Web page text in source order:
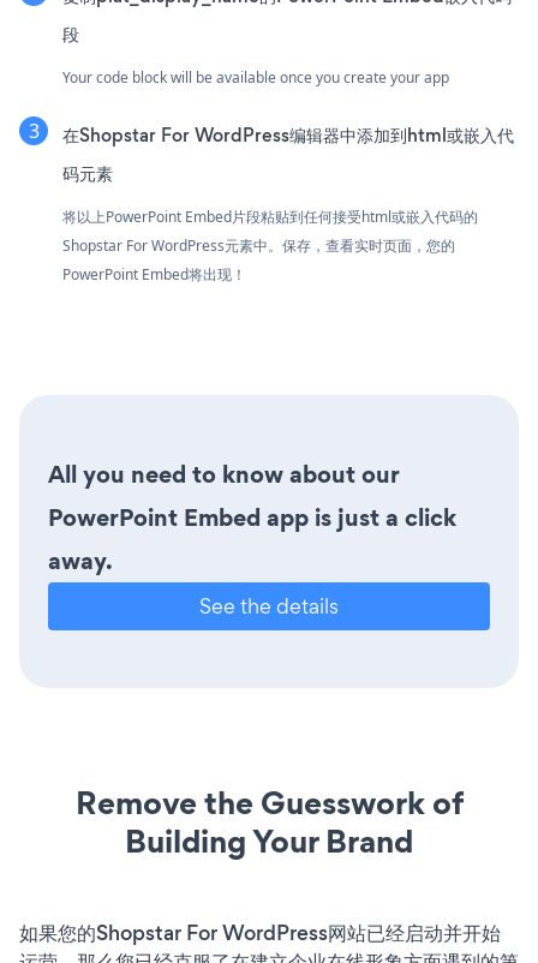
段
Your code block will be available once you create your app
在Shopstar For WordPress编辑器中添加到html或嵌入代
码元素
将以上PowerPoint Embed片段粘贴到任何接受html或嵌入代码的
Shopstar For WordPress元素中。保存，查看实时页面，您的
PowerPoint Embed将出现！
All you need to know about our
PowerPoint Embed app is just a click
away.
See the details
Remove the Guesswork of
Building Your Brand
如果您的Shopstar For WordPress网站已经启动并开始